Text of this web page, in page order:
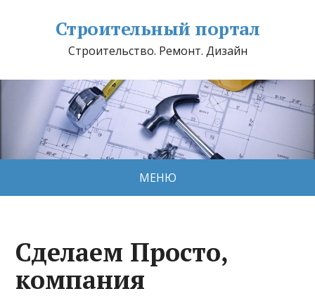
Строительный портал
Строительство. Ремонт. Дизайн
МЕНЮ
Сделаем Просто,
компания